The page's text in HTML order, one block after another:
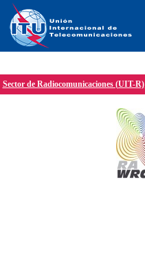
Sector de Radiocomunicaciones (UIT-R)